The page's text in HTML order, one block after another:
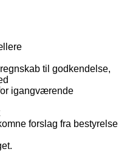
til godkendelse,
igangværende
forslag fra bestyrelse